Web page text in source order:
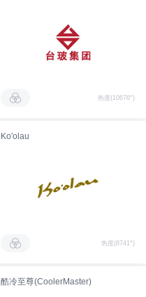
热度(10676°)
Ko′olau
热度(8741°)
酷冷至尊(CoolerMaster)